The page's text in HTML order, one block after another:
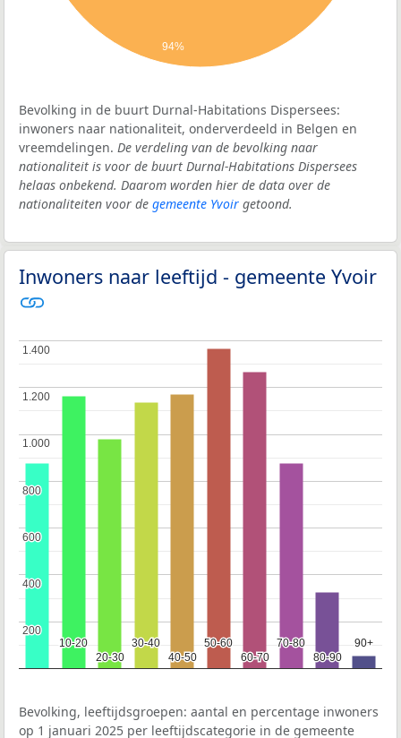
94%
Bevolking in de buurt Durnal-Habitations Dispersees:
inwoners naar nationaliteit, onderverdeeld in Belgen en
vreemdelingen. De verdeling van de bevolking naar
nationaliteit is voor de buurt Durnal-Habitations Dispersees
helaas onbekend. Daarom worden hier de data over de
nationaliteiten voor de gemeente Yvoir getoond.
Inwoners naar leeftijd - gemeente Yvoir
10-20
10-20
20-30
20-30
30-40
30-40
40-50
40-50
50-60
50-60
60-70
60-70
70-80
70-80
80-90
80-90
90+
90+
200
200
400
400
600
600
800
800
1.000
1.000
1.200
1.200
1.400
1.400
Bevolking, leeftijdsgroepen: aantal en percentage inwoners
op 1 januari 2025 per leeftijdscategorie in de gemeente